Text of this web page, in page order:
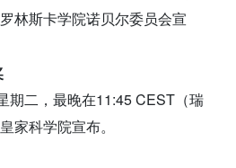
林斯卡学院诺贝尔委员会宣
期二，最晚在11:45 CEST（瑞
家科学院宣布。